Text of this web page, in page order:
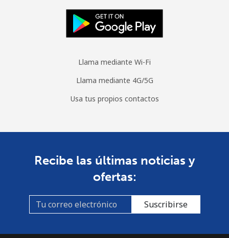
Llama mediante Wi-Fi
Llama mediante 4G/5G
Usa tus propios contactos
Recibe las últimas noticias y
ofertas:
Suscribirse